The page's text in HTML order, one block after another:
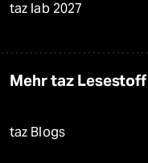
taz lab 2027
Mehr taz Lesestoff
taz Blogs